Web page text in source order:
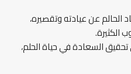
الحالم عن عيادته وتقصيره،
الكثيرة.
السعادة في حياة الحلم،